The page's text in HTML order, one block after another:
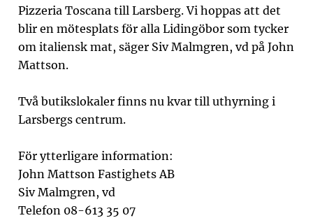
Pizzeria Toscana till Larsberg. Vi hoppas att det
blir en mötesplats för alla Lidingöbor som tycker
om italiensk mat, säger Siv Malmgren, vd på John
Mattson.
Två butikslokaler finns nu kvar till uthyrning i
Larsbergs centrum.
För ytterligare information:
John Mattson Fastighets AB
Siv Malmgren, vd
Telefon 08-613 35 07